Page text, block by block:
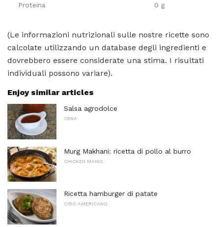
Proteina 0 g
(Le informazioni nutrizionali sulle nostre ricette sono
calcolate utilizzando un database degli ingredienti e
dovrebbero essere considerate una stima. I risultati
individuali possono variare).
Enjoy similar articles
Salsa agrodolce
CENA
Murg Makhani: ricetta di pollo al burro
CHICKEN MAINS
Ricetta hamburger di patate
CIBO AMERICANO